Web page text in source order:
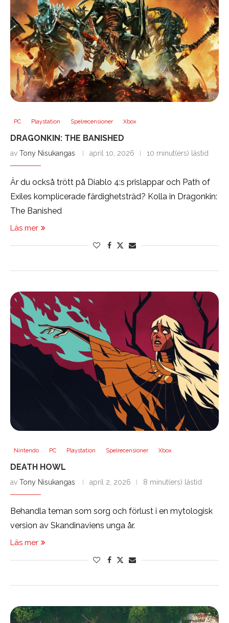
PC Playstation Spelrecensioner Xbox
DRAGONKIN: THE BANISHED
av Tony Nisukangas april 10, 2026 10 minut(ers) lästid
Är du också trött på Diablo 4:s prislappar och Path of
Exiles komplicerade färdighetsträd? Kolla in Dragonkin:
The Banished
Läs mer
Nintendo PC Playstation Spelrecensioner Xbox
DEATH HOWL
av Tony Nisukangas april 2, 2026 8 minut(ers) lästid
Behandla teman som sorg och förlust i en mytologisk
version av Skandinaviens unga år.
Läs mer